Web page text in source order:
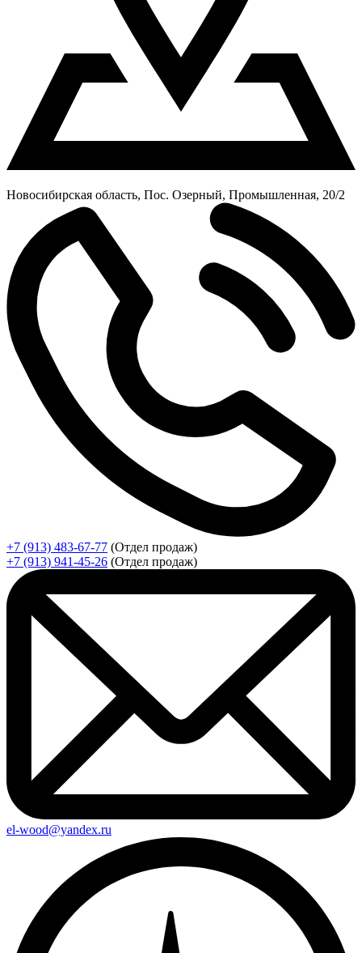
Новосибирская область, Пос. Озерный, Промышленная, 20/2
+7 (913) 483-67-77 (Отдел продаж)
+7 (913) 941-45-26 (Отдел продаж)
el-wood@yandex.ru